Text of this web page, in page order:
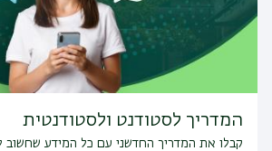
המדריך לסטודנט ולסטודנטית
קבלו את המדריך החדשני עם כל המידע שחשוב